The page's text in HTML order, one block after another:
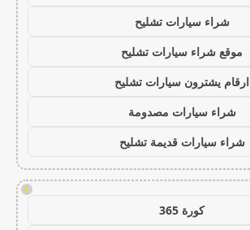
شراء سيارات تشليح
موقع شراء سيارات تشليح
ارقام يشترون سيارات تشليح
شراء سيارات مصدومة
شراء سيارات قديمة تشليح
!
كورة 365